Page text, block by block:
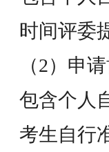
时间评委
（2）申
包含个人
考生自行